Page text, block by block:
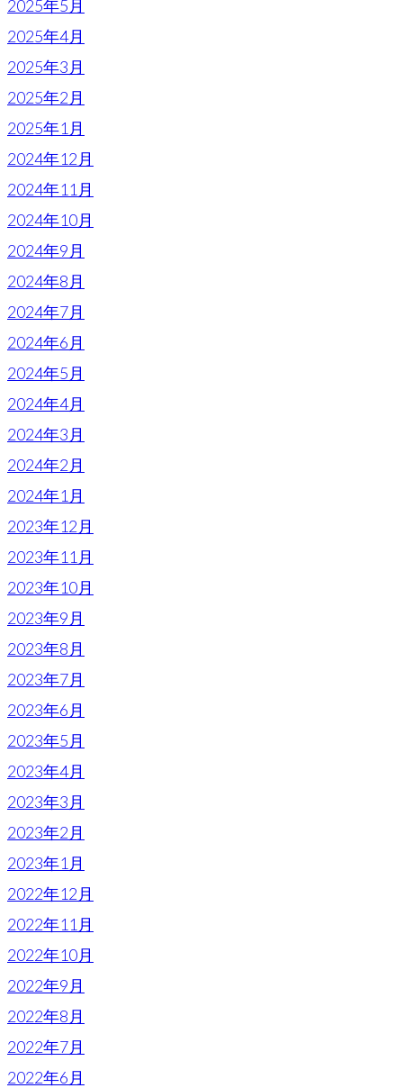
2025年5月
2025年4月
2025年3月
2025年2月
2025年1月
2024年12月
2024年11月
2024年10月
2024年9月
2024年8月
2024年7月
2024年6月
2024年5月
2024年4月
2024年3月
2024年2月
2024年1月
2023年12月
2023年11月
2023年10月
2023年9月
2023年8月
2023年7月
2023年6月
2023年5月
2023年4月
2023年3月
2023年2月
2023年1月
2022年12月
2022年11月
2022年10月
2022年9月
2022年8月
2022年7月
2022年6月